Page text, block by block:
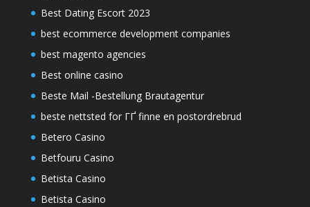
Best Dating Escort 2023
best ecommerce development companies
best magento agencies
Best online casino
Beste Mail -Bestellung Brautagentur
beste nettsted for ГҐ finne en postordrebrud
Betero Casino
Betfouru Casino
Betista Casino
Betista Casino